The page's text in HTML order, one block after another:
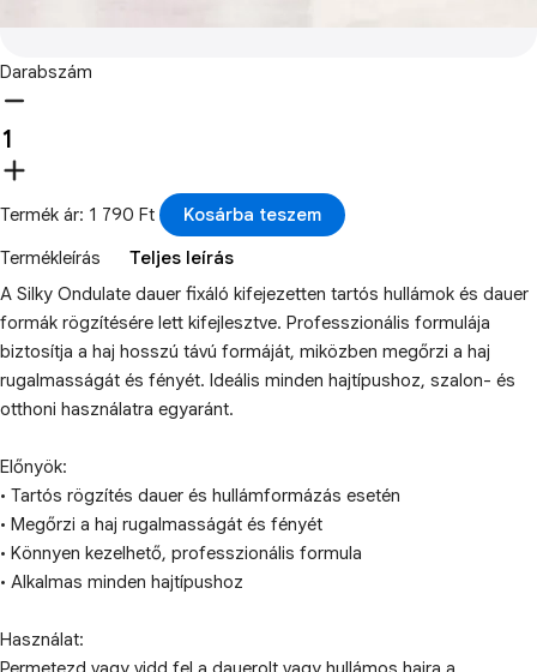
Darabszám
Termék ár: 1 790 Ft
Kosárba teszem
Termékleírás
Teljes leírás
A Silky Ondulate dauer fixáló kifejezetten tartós hullámok és dauer
formák rögzítésére lett kifejlesztve. Professzionális formulája
biztosítja a haj hosszú távú formáját, miközben megőrzi a haj
rugalmasságát és fényét. Ideális minden hajtípushoz, szalon- és
otthoni használatra egyaránt.
Előnyök:
• Tartós rögzítés dauer és hullámformázás esetén
• Megőrzi a haj rugalmasságát és fényét
• Könnyen kezelhető, professzionális formula
• Alkalmas minden hajtípushoz
Használat: